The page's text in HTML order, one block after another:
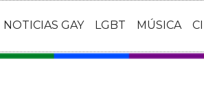
NOTICIAS GAY LGBT MÚSICA